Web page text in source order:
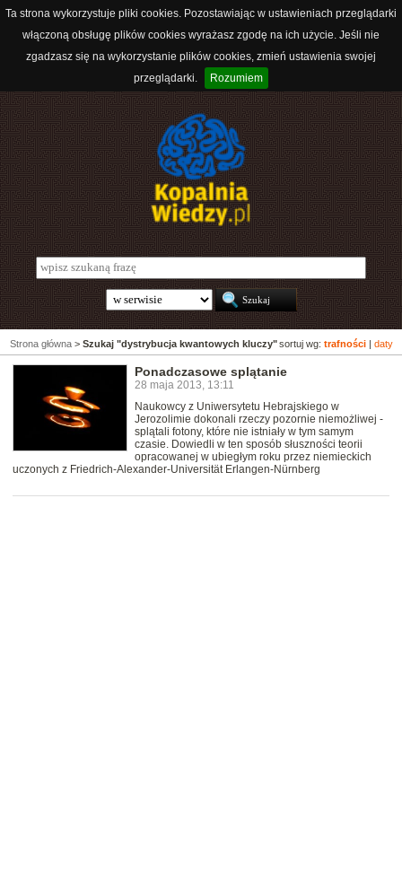
Ta strona wykorzystuje pliki cookies. Pozostawiając w ustawieniach przeglądarki
włączoną obsługę plików cookies wyrażasz zgodę na ich użycie. Jeśli nie
zgadzasz się na wykorzystanie plików cookies, zmień ustawienia swojej
przeglądarki.
Rozumiem
sortuj wg: trafności daty
Strona główna > Szukaj "dystrybucja kwantowych kluczy"
Ponadczasowe splątanie
28 maja 2013, 13:11
Naukowcy z Uniwersytetu Hebrajskiego w
Jerozolimie dokonali rzeczy pozornie niemożliwej -
splątali fotony, które nie istniały w tym samym
czasie. Dowiedli w ten sposób słuszności teorii
opracowanej w ubiegłym roku przez niemieckich
uczonych z Friedrich-Alexander-Universität Erlangen-Nürnberg